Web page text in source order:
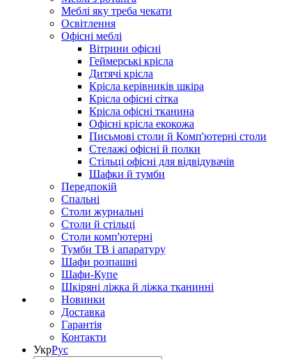
Меблі яку треба чекати
Освітлення
Офісні меблі
Вітрини офісні
Геймерські крісла
Дитячі крісла
Крісла керівників шкіра
Крісла офісні сітка
Крісла офісні тканина
Офісні крісла екокожа
Письмові столи й Комп'ютерні столи
Стелажі офісні й полки
Стільці офісні для відвідувачів
Шафки й тумби
Передпокій
Спальні
Столи журнальні
Столи й стільці
Столи комп'ютерні
Тумби ТВ і апаратуру
Шафи розпашні
Шафи-Купе
Шкіряні ліжка й ліжка тканинні
Новинки
Доставка
Гарантія
Контакти
УкрРус